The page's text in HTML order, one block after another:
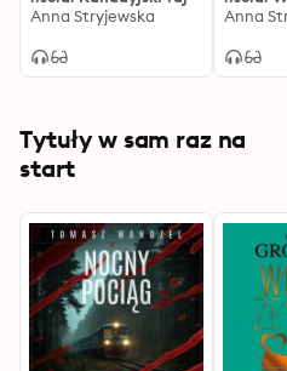
która niesie szansę na
Anna Stryjewska
Anna
Tytuły w sam raz na
start